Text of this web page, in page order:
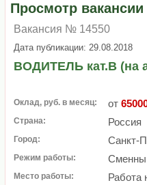
Просмотр вакансии
Вакансия № 14550
Дата публикации: 29.08.2018
ВОДИТЕЛЬ кат.В (на
Оклад, руб. в месяц: от
Страна: Россия
Город: Санкт-
Режим работы:
Место работы: Работа